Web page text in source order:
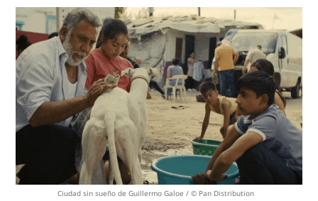
Ciudad sin sueño de Guillermo Galoe / © Pan Distribution